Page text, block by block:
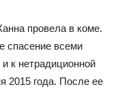
провела в коме.
спасение всеми
к нетрадиционной
2015 года. После ее